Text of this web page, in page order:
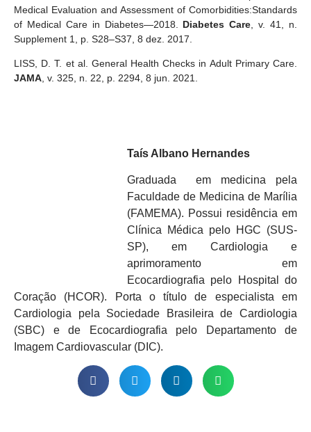
Medical Evaluation and Assessment of Comorbidities:Standards
of Medical Care in Diabetes—2018. Diabetes Care , v. 41, n.
Supplement 1, p. S28–S37, 8 dez. 2017.
LISS, D. T. et al. General Health Checks in Adult Primary Care.
JAMA, v. 325, n. 22, p. 2294, 8 jun. 2021.
Taís Albano Hernandes
Graduada em medicina pela
Faculdade de Medicina de Marília
(FAMEMA). Possui residência em
Clínica Médica pelo HGC (SUS-
SP), em Cardiologia e
aprimoramento em
Ecocardiografia pelo Hospital do
Coração (HCOR). Porta o título de especialista em
Cardiologia pela Sociedade Brasileira de Cardiologia
(SBC) e de Ecocardiografia pelo Departamento de
Imagem Cardiovascular (DIC).